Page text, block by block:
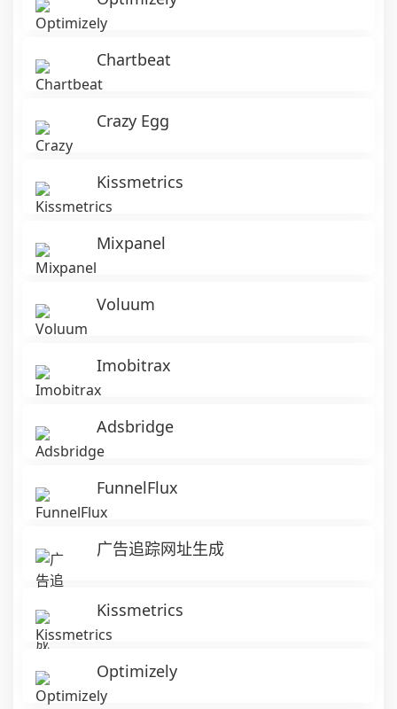
Chartbeat
Crazy Egg
Kissmetrics
Mixpanel
Voluum
Imobitrax
Adsbridge
FunnelFlux
广告追踪网址生成
Kissmetrics
Optimizely